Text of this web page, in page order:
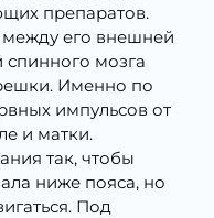
препаратов.
между его внешней
спинного мозга
Именно по
импульсов от
и матки.
так, чтобы
ниже пояса, но
Под